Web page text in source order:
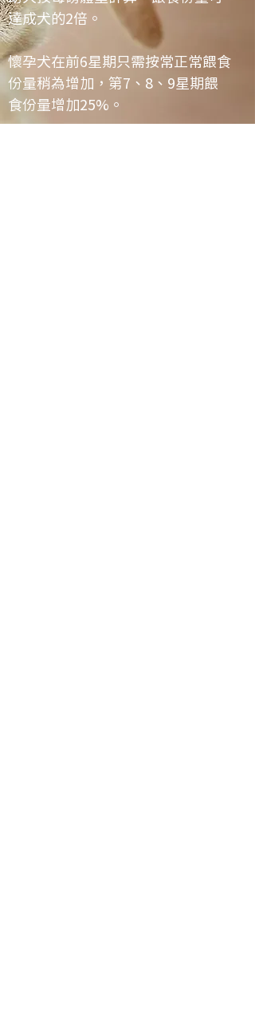
達成犬的2倍。
懷孕犬在前6星期只需按常正常餵食
份量稍為增加，第7、8、9星期餵
食份量增加25%。